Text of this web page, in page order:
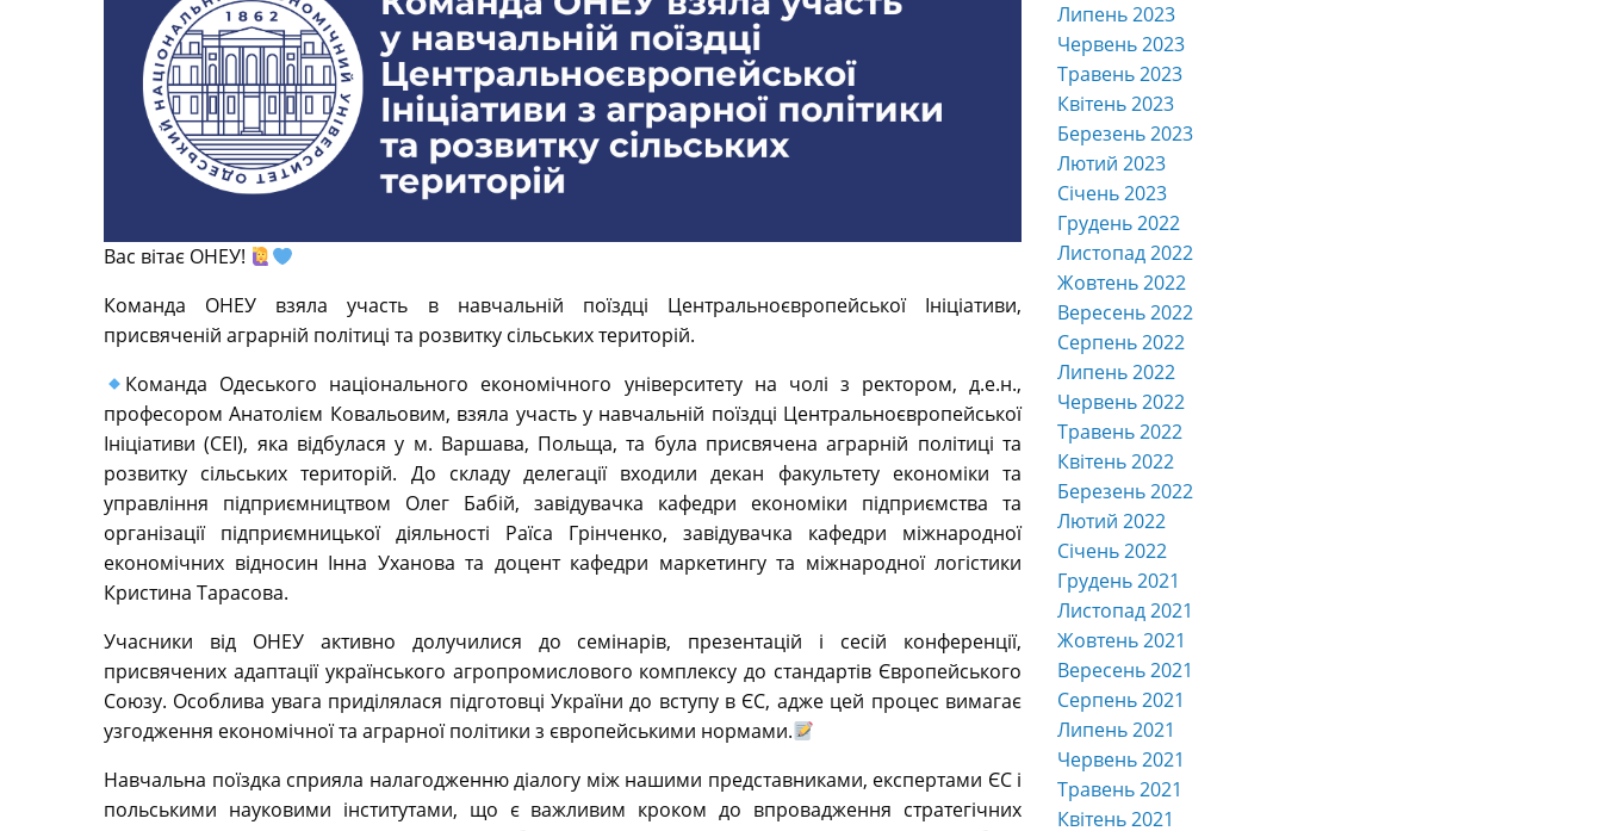
Вас вітає ОНЕУ!
Команда ОНЕУ взяла участь в навчальній поїздці Центральноєвропейської Ініціативи,
присвяченій аграрній політиці та розвитку сільських територій.
Команда Одеського національного економічного університету на чолі з ректором, д.е.н.,
професором Анатолієм Ковальовим, взяла участь у навчальній поїздці Центральноєвропейської
Ініціативи (CEI), яка відбулася у м. Варшава, Польща, та була присвячена аграрній політиці та
розвитку сільських територій. До складу делегації входили декан факультету економіки та
управління підприємництвом Олег Бабій, завідувачка кафедри економіки підприємства та
організації підприємницької діяльності Раїса Грінченко, завідувачка кафедри міжнародної
економічних відносин Інна Уханова та доцент кафедри маркетингу та міжнародної логістики
Кристина Тарасова.
Учасники від ОНЕУ активно долучилися до семінарів, презентацій і сесій конференції,
присвячених адаптації українського агропромислового комплексу до стандартів Європейського
Союзу. Особлива увага приділялася підготовці України до вступу в ЄС, адже цей процес вимагає
узгодження економічної та аграрної політики з європейськими нормами.
Навчальна поїздка сприяла налагодженню діалогу між нашими представниками, експертами ЄС і
польськими науковими інститутами, що є важливим кроком до впровадження стратегічних
Липень 2023
Червень 2023
Травень 2023
Квітень 2023
Березень 2023
Лютий 2023
Січень 2023
Грудень 2022
Листопад 2022
Жовтень 2022
Вересень 2022
Серпень 2022
Липень 2022
Червень 2022
Травень 2022
Квітень 2022
Березень 2022
Лютий 2022
Січень 2022
Грудень 2021
Листопад 2021
Жовтень 2021
Вересень 2021
Серпень 2021
Липень 2021
Червень 2021
Травень 2021
Квітень 2021